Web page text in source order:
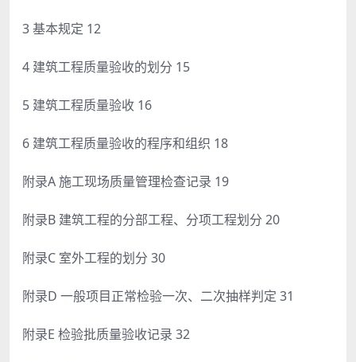
3 基本规定 12
4 建筑工程质量验收的划分 15
5 建筑工程质量验收 16
6 建筑工程质量验收的程序和组织 18
附录A 施工现场质量管理检查记录 19
附录B 建筑工程的分部工程、分项工程划分 20
附录C 室外工程的划分 30
附录D 一般项目正常检验一次、二次抽样判定 31
附录E 检验批质量验收记录 32